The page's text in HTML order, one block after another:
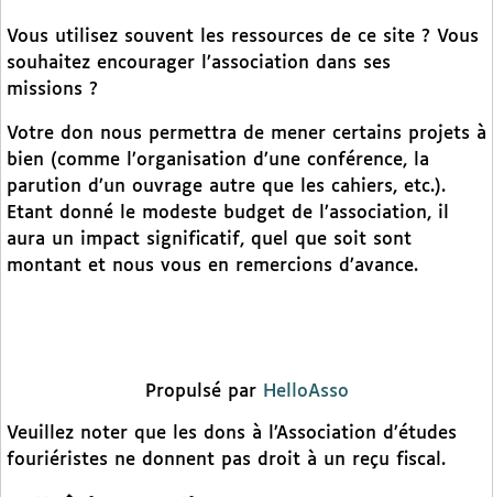
Vous utilisez souvent les ressources de ce site ? Vous
souhaitez encourager l’association dans ses
missions ?
Votre don nous permettra de mener certains projets à
bien (comme l’organisation d’une conférence, la
parution d’un ouvrage autre que les cahiers, etc.).
Etant donné le modeste budget de l’association, il
aura un impact significatif, quel que soit sont
montant et nous vous en remercions d’avance.
Propulsé par HelloAsso
Veuillez noter que les dons à l’Association d’études
fouriéristes ne donnent pas droit à un reçu fiscal.